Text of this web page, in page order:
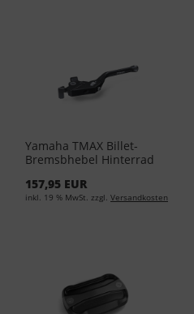
Yamaha TMAX Billet-
Bremsbhebel Hinterrad
157,95 EUR
inkl. 19 % MwSt. zzgl. Versandkosten